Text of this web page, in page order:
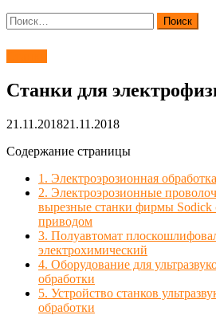
Найти:
Станки для
21.11.201821.11.2018
Содержание страницы
1. Электроэрозионная обработка
2. Электроэрозионные
вырезные станки фирмы
приводом
3. Полуавтомат
электрохимический
4. Оборудование для
обработки
5. Устройство станков
обработки